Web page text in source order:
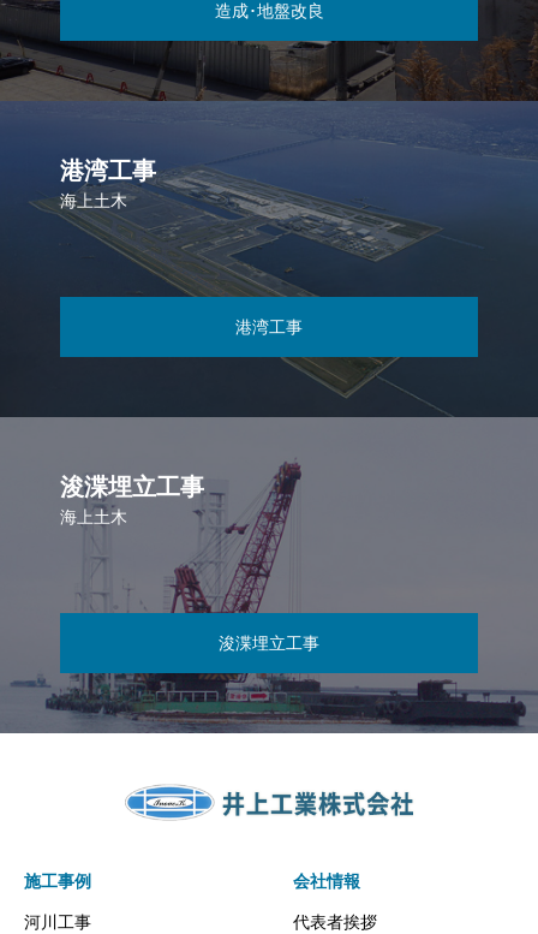
造成･地盤改良
港湾工事
海上土木
港湾工事
浚渫埋立工事
海上土木
浚渫埋立工事
施工事例
河川工事
会社情報
代表者挨拶